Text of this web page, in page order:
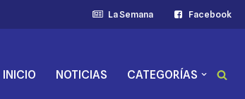
La Semana Facebook
INICIO NOTICIAS CATEGORÍAS